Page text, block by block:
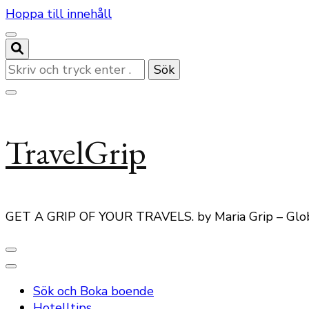
Hoppa till innehåll
Letar
du
efter
TravelGrip
GET A GRIP OF YOUR TRAVELS. by Maria Grip –
Sök och Boka boende